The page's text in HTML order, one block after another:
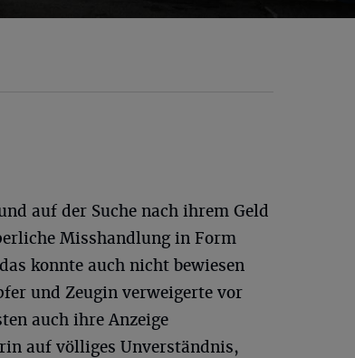
auf der Suche nach ihrem Geld
Misshandlung in Form
konnte auch nicht bewiesen
und Zeugin verweigerte vor
auch ihre Anzeige
auf völliges Unverständnis,